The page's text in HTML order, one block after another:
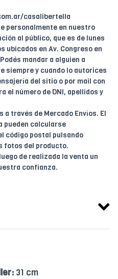
casalibertella
personalmente en nuestro
al público, que es de lunes
ubicados en Av. Congreso en
mandar a alguien a
siempre y cuando lo autorices
del sitio o por mail con
el número de DNI, apellidos y
a través de Mercado Envíos. El
pueden calcularse
código postal pulsando
fotos del producto.
de realizada la venta un
confianza.
31 cm